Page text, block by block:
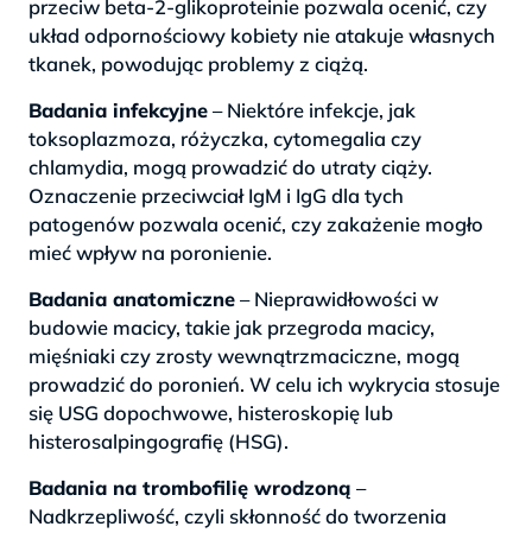
przeciw beta-2-glikoproteinie pozwala ocenić, czy
układ odpornościowy kobiety nie atakuje własnych
tkanek, powodując problemy z ciążą.
Badania infekcyjne– Niektóre infekcje, jak
toksoplazmoza, różyczka, cytomegalia czy
chlamydia, mogą prowadzić do utraty ciąży.
Oznaczenie przeciwciał IgM i IgG dla tych
patogenów pozwala ocenić, czy zakażenie mogło
mieć wpływ na poronienie.
Badania anatomiczne– Nieprawidłowości w
budowie macicy, takie jak przegroda macicy,
mięśniaki czy zrosty wewnątrzmaciczne, mogą
prowadzić do poronień. W celu ich wykrycia stosuje
się USG dopochwowe, histeroskopię lub
histerosalpingografię (HSG).
Badania na trombofilię wrodzoną –
Nadkrzepliwość, czyli skłonność do tworzenia